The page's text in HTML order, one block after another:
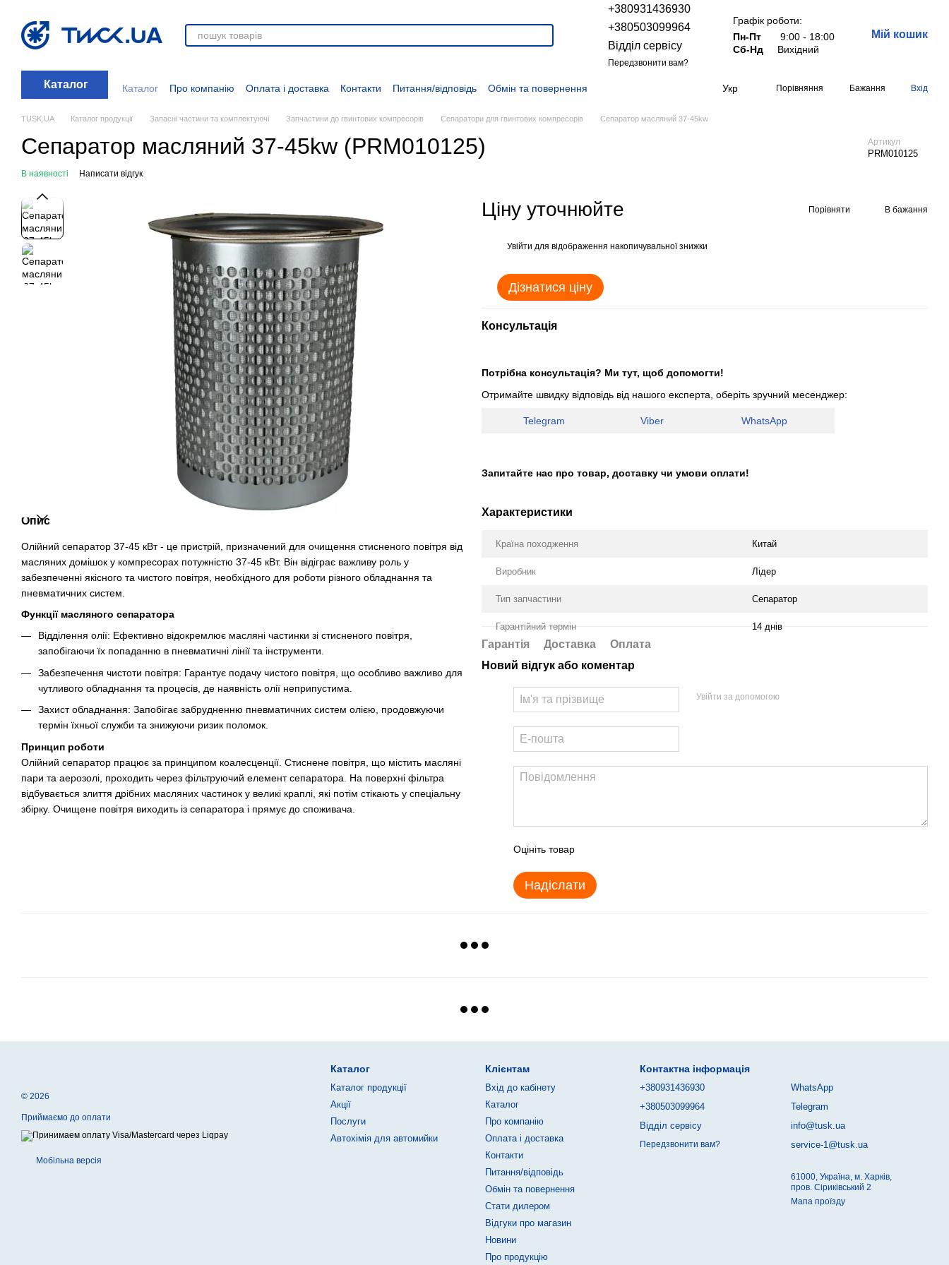
+380931436930
+380503099964
Відділ сервісу
Передзвонити вам?
Графік роботи:
Пн-Пт
9:00 - 18:00
Сб-Нд
Вихідний
Мій кошик
Каталог Каталог Про компанію Оплата і доставка Контакти Питання/відповідь
Обмін та повернення
Вакансії
Додаткові матеріали Блог Політика конфіденційності Договір оферти Розпродаж
Укр Порівняння Бажання Вхід
TUSK.UA Каталог продукції Запасні частини та комплектуючі Запчастини до гвинтових компресорів Сепаратори для гвинтових компресорів Сепаратор масляний 37-45kw
Сепаратор масляний 37-45kw (PRM010125) Артикул
PRM010125
В наявності Написати відгук
Опис
Олійний сепаратор 37-45 кВт - це пристрій, призначений для очищення стисненого повітря від
масляних домішок у компресорах потужністю 37-45 кВт. Він відіграє важливу роль у
забезпеченні якісного та чистого повітря, необхідного для роботи різного обладнання та
пневматичних систем.
Функції масляного сепаратора
Відділення олії: Ефективно відокремлює масляні частинки зі стисненого повітря,
запобігаючи їх попаданню в пневматичні лінії та інструменти.
Забезпечення чистоти повітря: Гарантує подачу чистого повітря, що особливо важливо для
чутливого обладнання та процесів, де наявність олії неприпустима.
Захист обладнання: Запобігає забрудненню пневматичних систем олією, продовжуючи
термін їхньої служби та знижуючи ризик поломок.
Принцип роботи
Олійний сепаратор працює за принципом коалесценції. Стиснене повітря, що містить масляні
пари та аерозолі, проходить через фільтруючий елемент сепаратора. На поверхні фільтра
відбувається злиття дрібних масляних частинок у великі краплі, які потім стікають у спеціальну
збірку. Очищене повітря виходить із сепаратора і прямує до споживача.
Ціну уточнюйте Порівняти В бажання
Увійти для відображення накопичувальної знижки
Дізнатися ціну
Консультація
Потрібна консультація? Ми тут, щоб допомогти!
Отримайте швидку відповідь від нашого експерта, оберіть зручний месенджер:
Telegram Viber WhatsApp
Запитайте нас про товар, доставку чи умови оплати!
Характеристики
Країна походження Китай
Виробник Лідер
Тип запчастини Сепаратор
Гарантійний термін 14 днів
Гарантія Доставка
Оплата
Новий відгук або коментар
Увійти за допомогою
Оцініть товар
Надіслати
© 2026
Приймаємо до оплати
Мобільна версія
Каталог
Каталог продукції
Акції
Послуги
Автохімія для автомийки
Клієнтам
Вхід до кабінету
Каталог
Про компанію
Оплата і доставка
Контакти
Питання/відповідь
Обмін та повернення
Стати дилером
Відгуки про магазин
Новини
Про продукцію
Контактна інформація
+380931436930
+380503099964
Відділ сервісу
Передзвонити вам?
WhatsApp
Telegram
info@tusk.ua
service-1@tusk.ua
61000, Україна, м. Харків,
пров. Сіриківський 2
Мапа проїзду